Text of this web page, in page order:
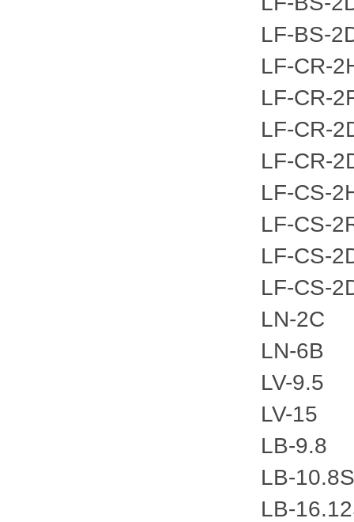
LF-BS-
LF-CR-
LF-CR-
LF-CR-
LF-CR-
LF-CS-
LF-CS-
LF-CS-
LF-CS-
LN-2C
LN-6B
LV-9.5
LV-15
LB-9.8
LB-10.8S
LB-